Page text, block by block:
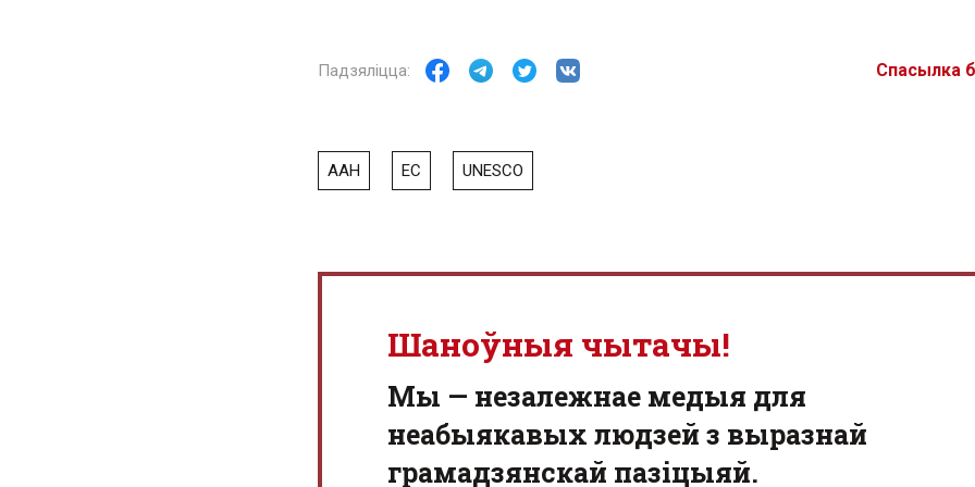
Спасылка
ААН ЕС UNESCO
Шаноўныя чытачы!
Мы — незалежнае медыя для
неабыякавых людзей з выразнай
грамадзянскай пазіцыяй.